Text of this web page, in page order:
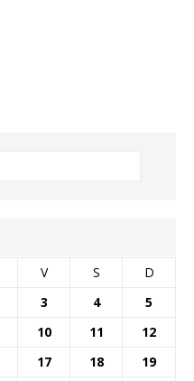
V S D
3 4
5
10 11
12
17 18
19